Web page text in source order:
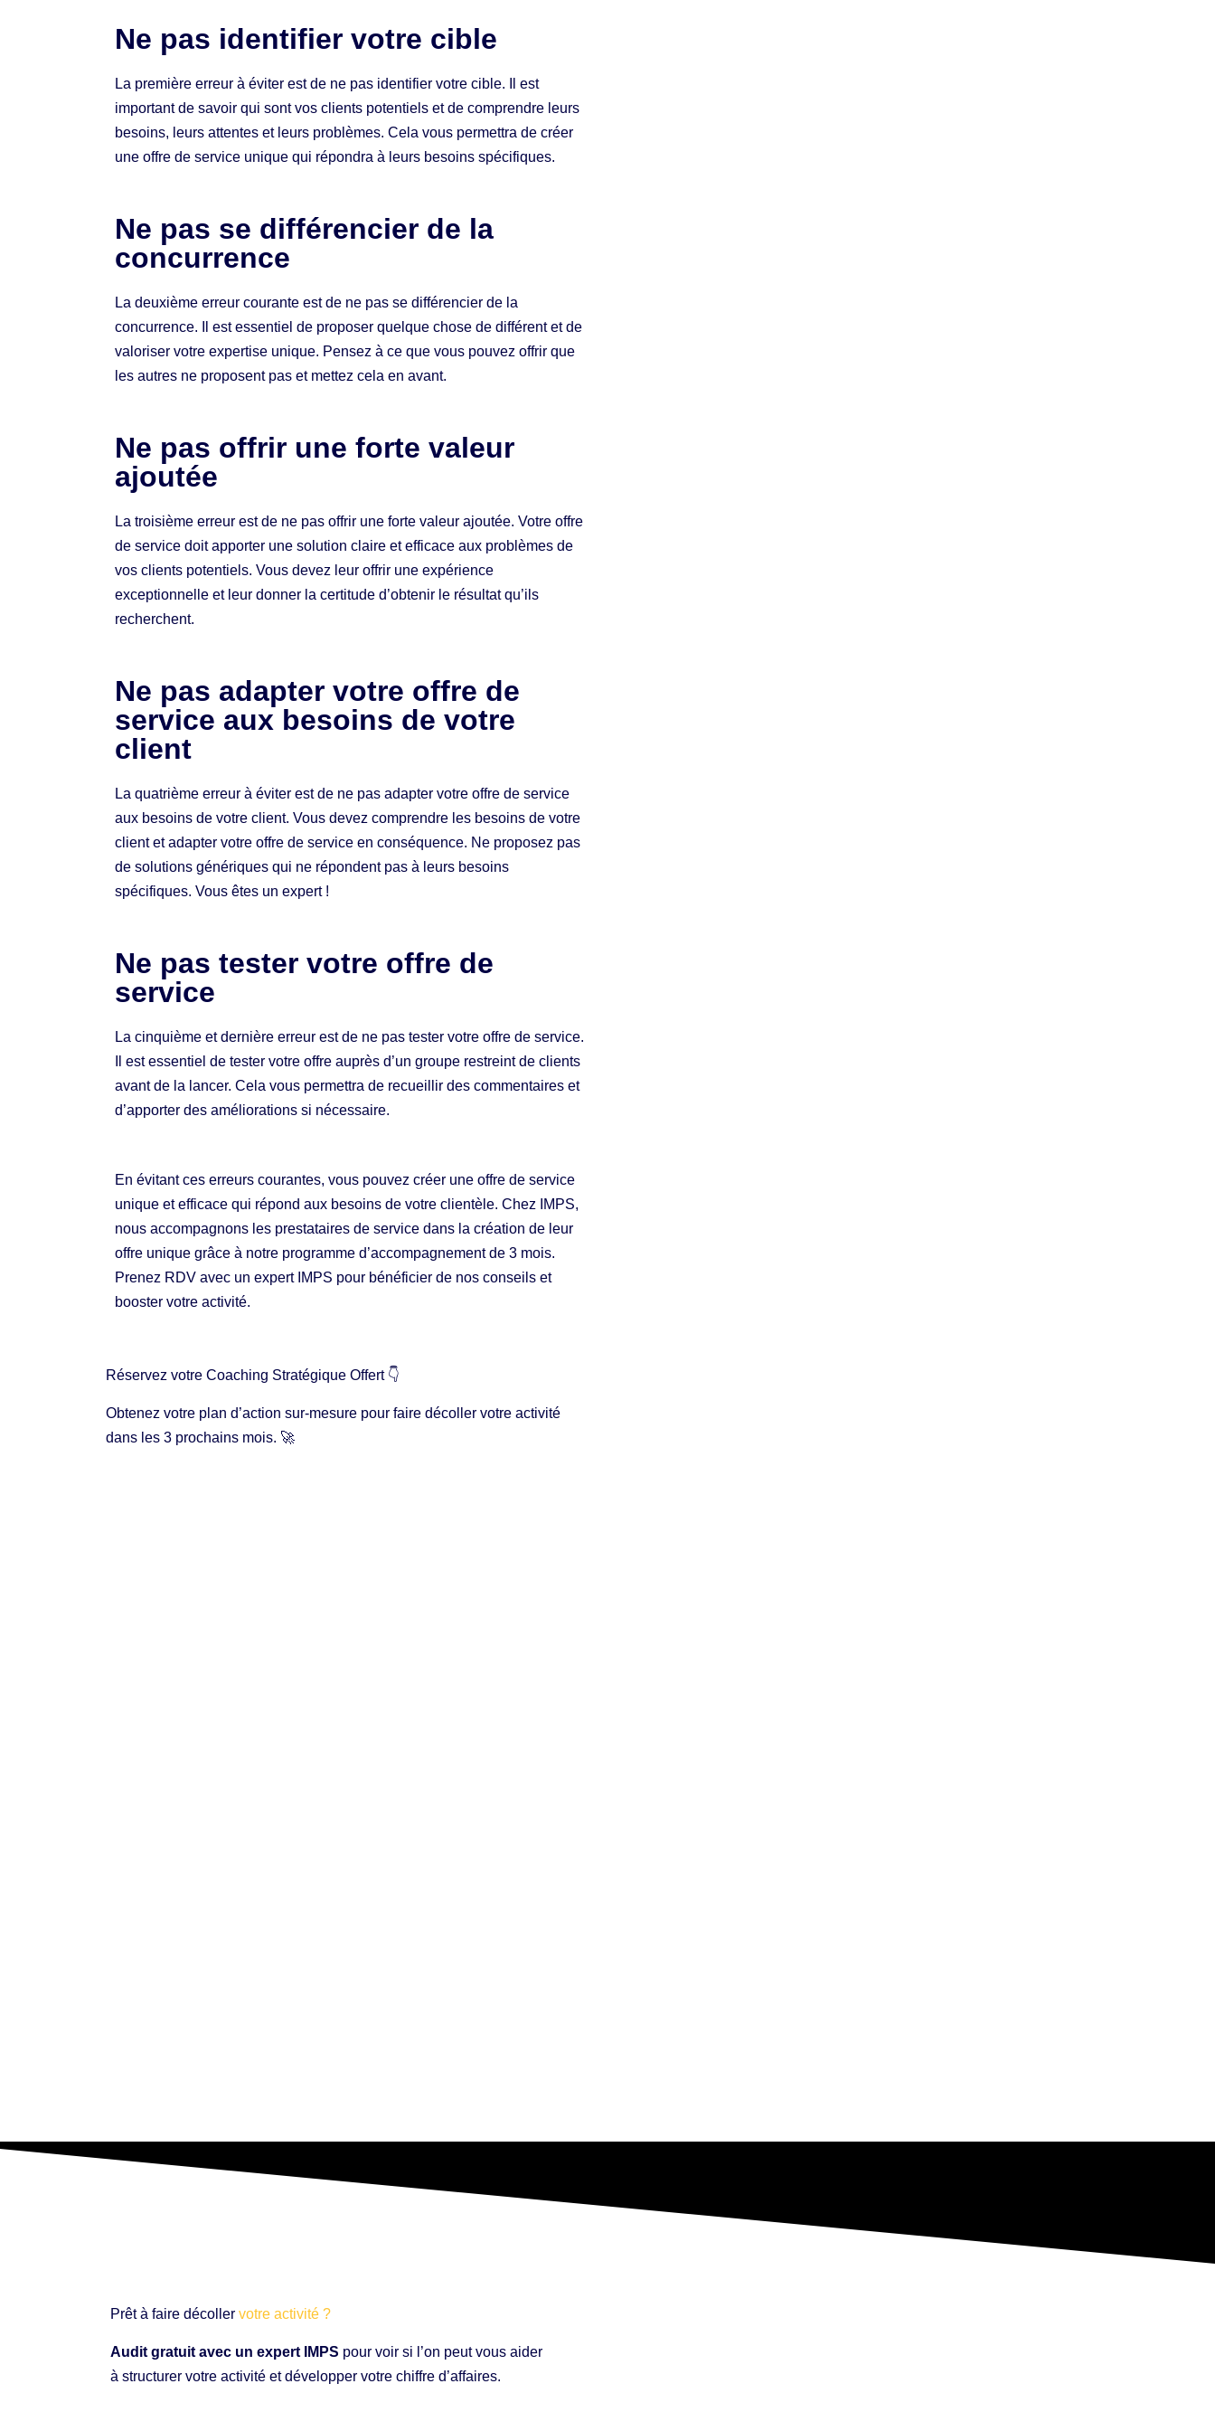
Ne pas identifier votre cible
La première erreur à éviter est de ne pas identifier votre cible. Il est
important de savoir qui sont vos clients potentiels et de comprendre leurs
besoins, leurs attentes et leurs problèmes. Cela vous permettra de créer
une offre de service unique qui répondra à leurs besoins spécifiques.
Ne pas se différencier de la
concurrence
La deuxième erreur courante est de ne pas se différencier de la
concurrence. Il est essentiel de proposer quelque chose de différent et de
valoriser votre expertise unique. Pensez à ce que vous pouvez offrir que
les autres ne proposent pas et mettez cela en avant.
Ne pas offrir une forte valeur
ajoutée
La troisième erreur est de ne pas offrir une forte valeur ajoutée. Votre offre
de service doit apporter une solution claire et efficace aux problèmes de
vos clients potentiels. Vous devez leur offrir une expérience
exceptionnelle et leur donner la certitude d’obtenir le résultat qu’ils
recherchent.
Ne pas adapter votre offre de
service aux besoins de votre
client
La quatrième erreur à éviter est de ne pas adapter votre offre de service
aux besoins de votre client. Vous devez comprendre les besoins de votre
client et adapter votre offre de service en conséquence. Ne proposez pas
de solutions génériques qui ne répondent pas à leurs besoins
spécifiques. Vous êtes un expert !
Ne pas tester votre offre de
service
La cinquième et dernière erreur est de ne pas tester votre offre de service.
Il est essentiel de tester votre offre auprès d’un groupe restreint de clients
avant de la lancer. Cela vous permettra de recueillir des commentaires et
d’apporter des améliorations si nécessaire.
En évitant ces erreurs courantes, vous pouvez créer une offre de service
unique et efficace qui répond aux besoins de votre clientèle. Chez IMPS,
nous accompagnons les prestataires de service dans la création de leur
offre unique grâce à notre programme d’accompagnement de 3 mois.
Prenez RDV avec un expert IMPS pour bénéficier de nos conseils et
booster votre activité.
Réservez votre Coaching Stratégique Offert 👇
Obtenez votre plan d’action sur-mesure pour faire décoller votre activité
dans les 3 prochains mois. 🚀
Prêt à faire décoller votre activité ?
Audit gratuit avec un expert IMPS pour voir si l’on peut vous aider
à structurer votre activité et développer votre chiffre d’affaires.